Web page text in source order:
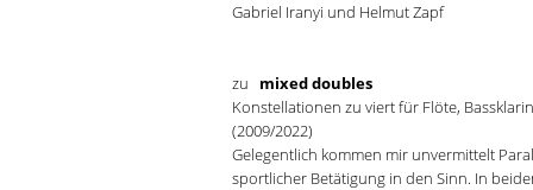
Gabriel Iranyi und Helmut Zapf
zu mixed doubles
Konstellationen zu viert für Flöte,
(2009/2022)
Gelegentlich kommen mir unvermittelt
sportlicher Betätigung in den Sinn. In